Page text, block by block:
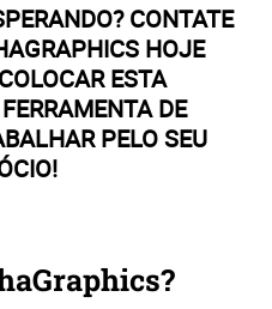
CONTATE
HOJE
ESTA
DE
PELO SEU